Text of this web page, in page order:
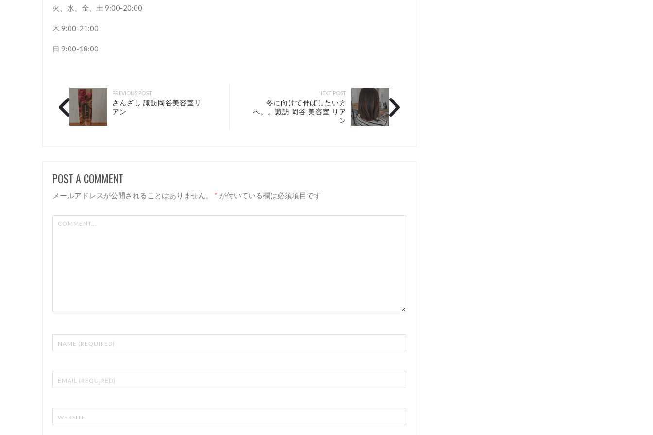
火、水、金、土 9:00-20:00
木 9:00-21:00
日 9:00-18:00
PREVIOUS POST
さんざし 諏訪岡谷美容室リ
アン
NEXT POST
冬に向けて伸ばしたい方
へ。。諏訪 岡谷 美容室 リア
ン
POST A COMMENT
メールアドレスが公開されることはありません。 * が付いている欄は必須項目です